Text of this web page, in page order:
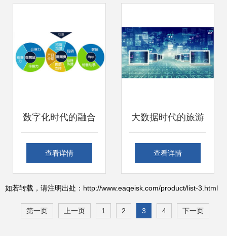
能制造新浪潮
数字化时代的融合
引擎 广告服务与互
查看详情
大数据时代的旅游
营销 如何用智慧击
网销售
查看详情
如若转载，请注明出处：http://www.eaqeisk.com/product/list-3.html
第一页 上一页 1 2 3 4 下一页